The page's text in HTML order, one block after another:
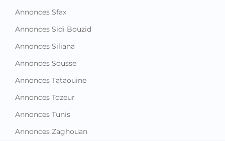
Annonces Sfax
Annonces Sidi Bouzid
Annonces Siliana
Annonces Sousse
Annonces Tataouine
Annonces Tozeur
Annonces Tunis
Annonces Zaghouan